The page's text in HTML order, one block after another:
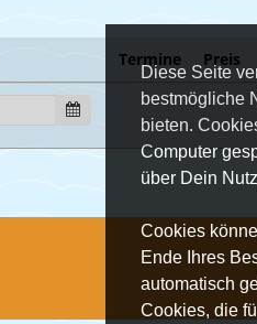
Diese Seite
bestmögliche
bieten.
Computer
über Dein
Cookies
Ende Ihres
automatisch
Cookies, die
Termine Preis